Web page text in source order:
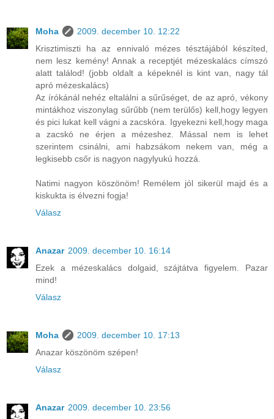
Moha
2009. december 10. 12:22
Krisztimiszti ha az ennivaló mézes tésztájából készíted,
nem lesz kemény! Annak a receptjét mézeskalács címszó
alatt találod! (jobb oldalt a képeknél is kint van, nagy tál
apró mézeskalács)
Az írókánál nehéz eltalálni a sűrűséget, de az apró, vékony
mintákhoz viszonylag sűrűbb (nem terülős) kell,hogy legyen
és pici lukat kell vágni a zacskóra. Igyekezni kell,hogy maga
a zacskó ne érjen a mézeshez. Mással nem is lehet
szerintem csinálni, ami habzsákom nekem van, még a
legkisebb csőr is nagyon nagylyukú hozzá.
Natimi nagyon köszönöm! Remélem jól sikerül majd és a
kiskukta is élvezni fogja!
Válasz
Anazar 2009. december 10. 16:14
Ezek a mézeskalács dolgaid, szájtátva figyelem. Pazar
mind!
Válasz
Moha
2009. december 10. 17:13
Anazar köszönöm szépen!
Válasz
Anazar 2009. december 10. 23:56